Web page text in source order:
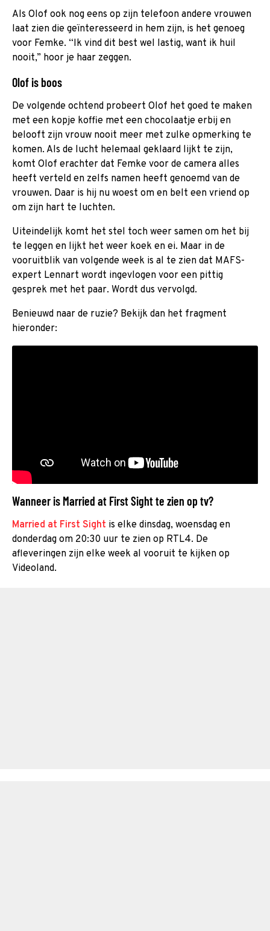
Als Olof ook nog eens op zijn telefoon andere vrouwen
laat zien die geïnteresseerd in hem zijn, is het genoeg
voor Femke. “Ik vind dit best wel lastig, want ik huil
nooit,” hoor je haar zeggen.
Olof is boos
De volgende ochtend probeert Olof het goed te maken
met een kopje koffie met een chocolaatje erbij en
belooft zijn vrouw nooit meer met zulke opmerking te
komen. Als de lucht helemaal geklaard lijkt te zijn,
komt Olof erachter dat Femke voor de camera alles
heeft verteld en zelfs namen heeft genoemd van de
vrouwen. Daar is hij nu woest om en belt een vriend op
om zijn hart te luchten.
Uiteindelijk komt het stel toch weer samen om het bij
te leggen en lijkt het weer koek en ei. Maar in de
vooruitblik van volgende week is al te zien dat MAFS-
expert Lennart wordt ingevlogen voor een pittig
gesprek met het paar. Wordt dus vervolgd.
Benieuwd naar de ruzie? Bekijk dan het fragment
hieronder:
Wanneer is Married at First Sight te zien op tv?
Married at First Sight is elke dinsdag, woensdag en
donderdag om 20:30 uur te zien op RTL4. De
afleveringen zijn elke week al vooruit te kijken op
Videoland.